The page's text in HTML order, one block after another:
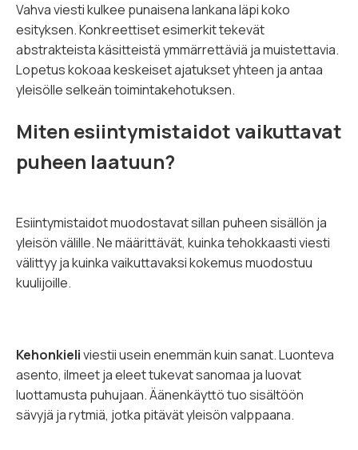
Vahva viesti kulkee punaisena lankana läpi koko
esityksen. Konkreettiset esimerkit tekevät
abstrakteista käsitteistä ymmärrettäviä ja muistettavia.
Lopetus kokoaa keskeiset ajatukset yhteen ja antaa
yleisölle selkeän toimintakehotuksen.
Miten esiintymistaidot vaikuttavat
puheen laatuun?
Esiintymistaidot muodostavat sillan puheen sisällön ja
yleisön välille. Ne määrittävät, kuinka tehokkaasti viesti
välittyy ja kuinka vaikuttavaksi kokemus muodostuu
kuulijoille.
Kehonkieliviestii usein enemmän kuin sanat. Luonteva
asento, ilmeet ja eleet tukevat sanomaa ja luovat
luottamusta puhujaan. Äänenkäyttö tuo sisältöön
sävyjä ja rytmiä, jotka pitävät yleisön valppaana.